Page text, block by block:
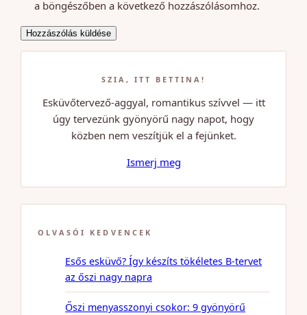
a böngészőben a következő hozzászólásomhoz.
SZIA, ITT BETTINA!
Esküvőtervező-aggyal, romantikus szívvel — itt
úgy tervezünk gyönyörű nagy napot, hogy
közben nem veszítjük el a fejünket.
Ismerj meg
OLVASÓI KEDVENCEK
Esős esküvő? Így készíts tökéletes B-tervet
az őszi nagy napra
Őszi menyasszonyi csokor: 9 gyönyörű